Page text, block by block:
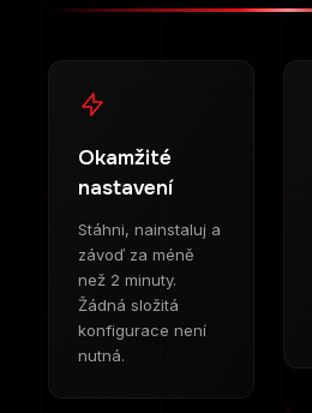
Okamžité
nastavení
Stáhni, nainstaluj a
závoď za méně
než 2 minuty.
Žádná složitá
konfigurace není
nutná.